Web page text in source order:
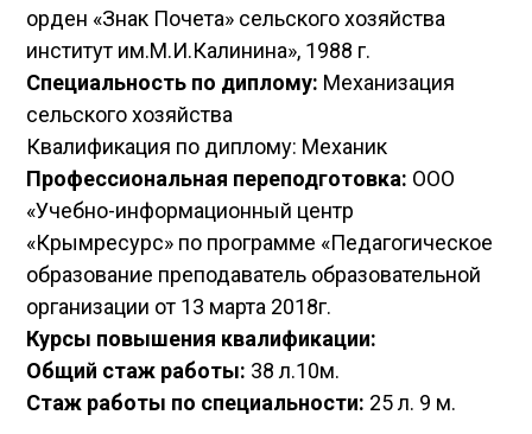
орден «Знак Почета» сельского хозяйства
институт им.М.И.Калинина», 1988 г.
Специальность по диплому: Механизация
сельского хозяйства
Квалификация по диплому: Механик
Профессиональная переподготовка: ООО
«Учебно-информационный центр
«Крымресурс» по программе «Педагогическое
образование преподаватель образовательной
организации от 13 марта 2018г.
Курсы повышения квалификации:
Общий стаж работы: 38 л.10м.
Стаж работы по специальности: 25 л. 9 м.